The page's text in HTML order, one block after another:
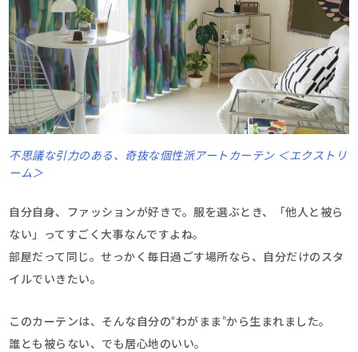
不思議な引力のある、奇抜な個性派アートカーテン ＜エクストリ
ーム＞
自分自身、ファッションが好きで。服を選ぶとき、「他人と被ら
ない」ってすごく大事なんですよね。
部屋だって同じ。せっかく毎日過ごす場所なら、自分だけのスタ
イルでいきたい。
このカーテンは、そんな自分の“わがまま”から生まれました。
誰とも被らない、でも居心地のいい。